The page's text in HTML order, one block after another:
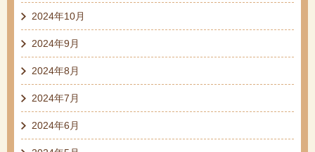
2024年10月
2024年9月
2024年8月
2024年7月
2024年6月